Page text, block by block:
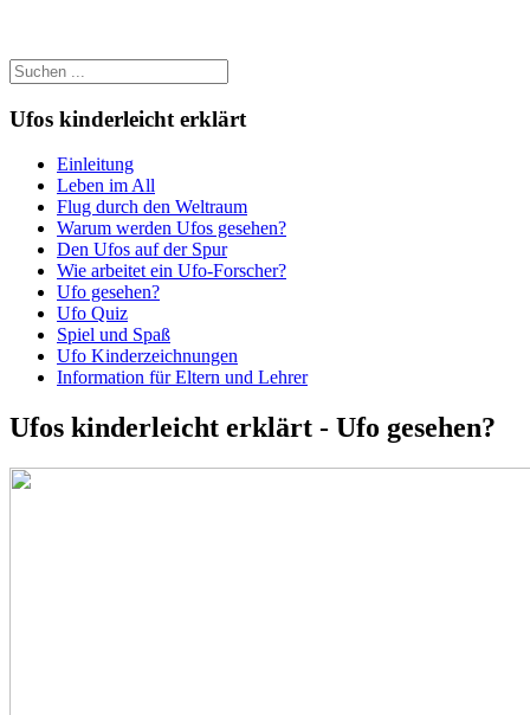
Ufos kinderleicht erklärt
Einleitung
Leben im All
Flug durch den Weltraum
Warum werden Ufos gesehen?
Den Ufos auf der Spur
Wie arbeitet ein Ufo-Forscher?
Ufo gesehen?
Ufo Quiz
Spiel und Spaß
Ufo Kinderzeichnungen
Information für Eltern und Lehrer
Ufos kinderleicht erklärt - Ufo gesehen?